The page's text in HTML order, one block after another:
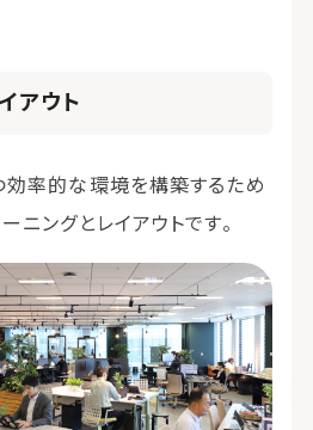
アウト
効率的な環境を構築するため
ニングとレイアウトです。